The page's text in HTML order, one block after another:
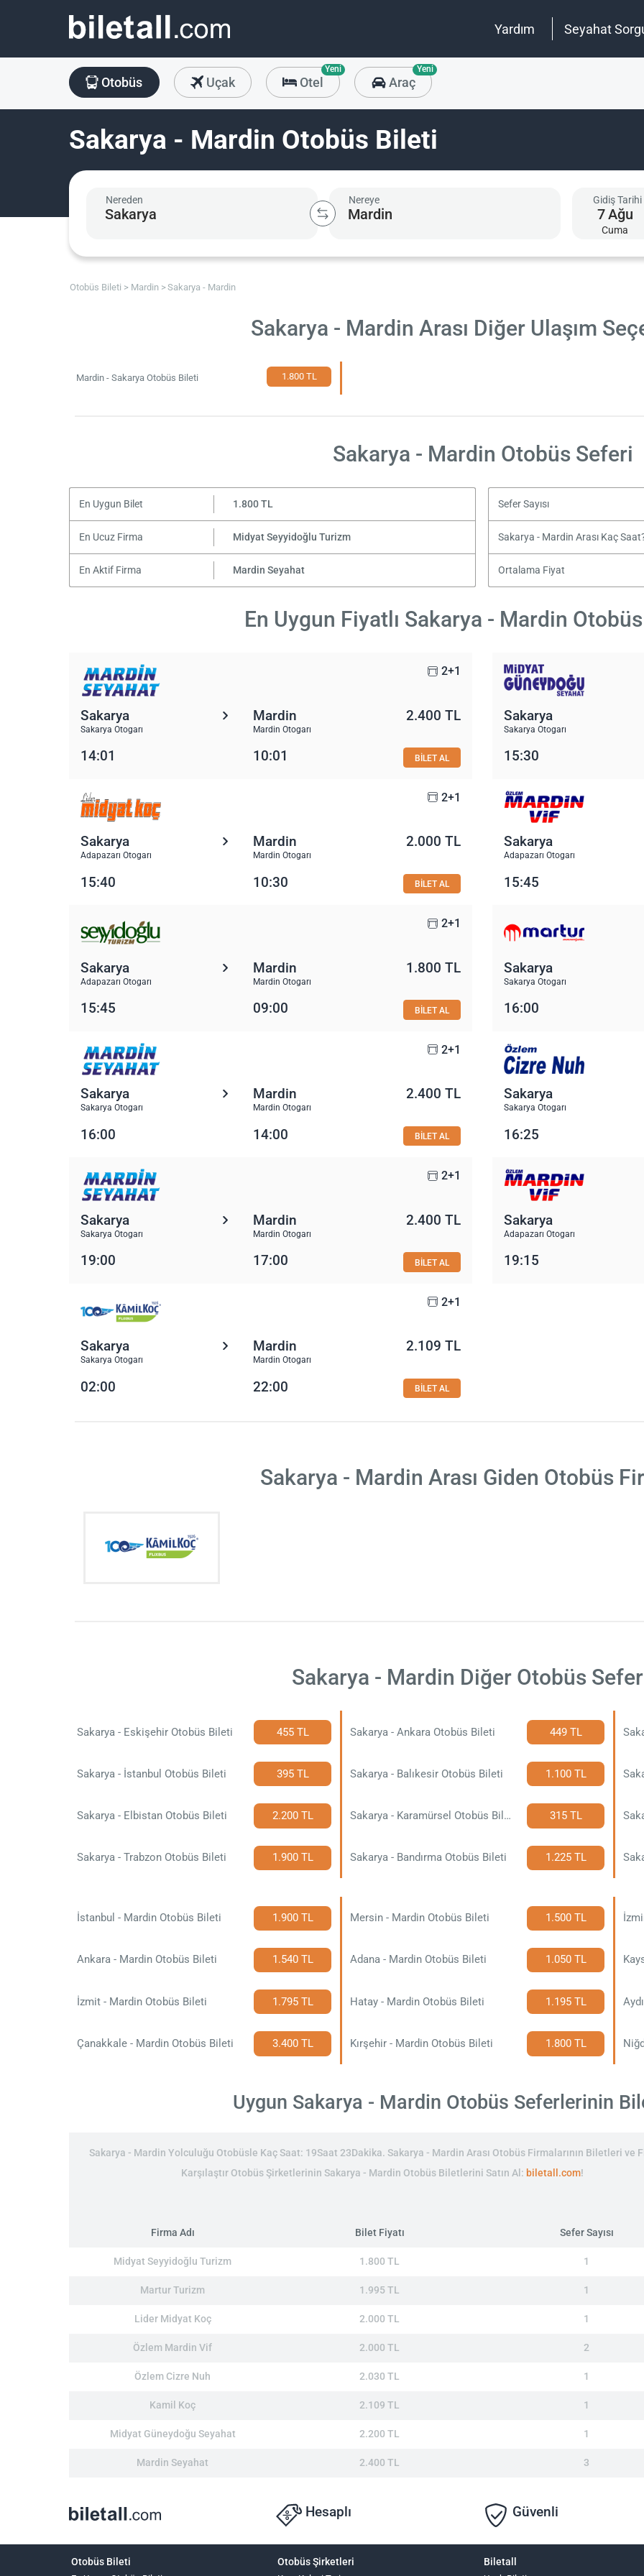
Yardım Seyahat
Otobüs Uçak Otel
Yeni
Araç
Yeni
Sakarya - Mardin Otobüs Bileti
Nereden Nereye Gidiş Tarihi
7Ağu
Cuma
Otobüs Bileti Mardin Sakarya - Mardin
Sakarya - Mardin Arası Diğer Ulaşım
Mardin - Sakarya Otobüs Bileti 1.800 TL
Sakarya - Mardin Otobüs Seferi
En Uygun Bilet 1.800 TL Sefer Sayısı
En Ucuz Firma Midyat Seyyidoğlu Turizm Sakarya - Mardin Arası Kaç
En Aktif Firma Mardin Seyahat Ortalama Fiyat
En Uygun Fiyatlı Sakarya - Mardin
2+1
Sakarya
Sakarya Otogarı
Mardin
Mardin Otogarı
2.400 TL
14:01 10:01 BİLET AL
Sakarya
Sakarya Otogarı
15:30
2+1
Sakarya
Adapazarı Otogarı
Mardin
Mardin Otogarı
2.000 TL
15:40 10:30 BİLET AL
Sakarya
Adapazarı Otogarı
15:45
2+1
Sakarya
Adapazarı Otogarı
Mardin
Mardin Otogarı
1.800 TL
15:45 09:00 BİLET AL
Sakarya
Sakarya Otogarı
16:00
2+1
Sakarya
Sakarya Otogarı
Mardin
Mardin Otogarı
2.400 TL
16:00 14:00 BİLET AL
Sakarya
Sakarya Otogarı
16:25
2+1
Sakarya
Sakarya Otogarı
Mardin
Mardin Otogarı
2.400 TL
19:00 17:00 BİLET AL
Sakarya
Adapazarı Otogarı
19:15
2+1
Sakarya
Sakarya Otogarı
Mardin
Mardin Otogarı
2.109 TL
02:00 22:00 BİLET AL
Sakarya - Mardin Arası Giden Otobüs
Sakarya - Mardin Diğer Otobüs
Sakarya - Eskişehir Otobüs Bileti 455 TL Sakarya - Ankara Otobüs Bileti 449 TL
Sakarya - İstanbul Otobüs Bileti 395 TL Sakarya - Balıkesir Otobüs Bileti 1.100 TL
Sakarya - Elbistan Otobüs Bileti 2.200 TL Sakarya - Karamürsel Otobüs Bileti 315 TL
Sakarya - Trabzon Otobüs Bileti 1.900 TL Sakarya - Bandırma Otobüs Bileti 1.225 TL
İstanbul - Mardin Otobüs Bileti 1.900 TL Mersin - Mardin Otobüs Bileti 1.500 TL
Ankara - Mardin Otobüs Bileti 1.540 TL Adana - Mardin Otobüs Bileti 1.050 TL
İzmit - Mardin Otobüs Bileti 1.795 TL Hatay - Mardin Otobüs Bileti 1.195 TL
Çanakkale - Mardin Otobüs Bileti 3.400 TL Kırşehir - Mardin Otobüs Bileti 1.800 TL
Uygun Sakarya - Mardin Otobüs Seferlerinin
Sakarya - Mardin Yolculuğu Otobüsle Kaç Saat: 19Saat 23Dakika. Sakarya - Mardin Arası Otobüs Firmalarının Biletleri ve
Karşılaştır Otobüs Şirketlerinin Sakarya - Mardin Otobüs Biletlerini Satın Al: biletall.com!
Firma Adı Bilet Fiyatı Sefer Sayısı
Midyat Seyyidoğlu Turizm 1.800 TL 1
Martur Turizm 1.995 TL 1
Lider Midyat Koç 2.000 TL 1
Özlem Mardin Vif 2.000 TL 2
Özlem Cizre Nuh 2.030 TL 1
Kamil Koç 2.109 TL 1
Midyat Güneydoğu Seyahat 2.200 TL 1
Mardin Seyahat 2.400 TL 3
Hesaplı Güvenli
Otobüs Bileti Otobüs Şirketleri Biletall